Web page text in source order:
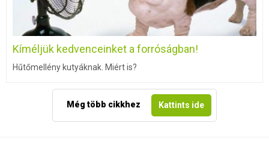
Kíméljük kedvenceinket a forróságban!
Hűtőmellény kutyáknak. Miért is?
Még több cikkhez Kattints ide